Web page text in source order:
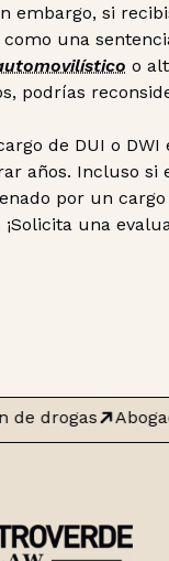
embargo, si
una
o
podrías
de DUI o
años. Incluso si
por un
¡Solicita una
de drogas